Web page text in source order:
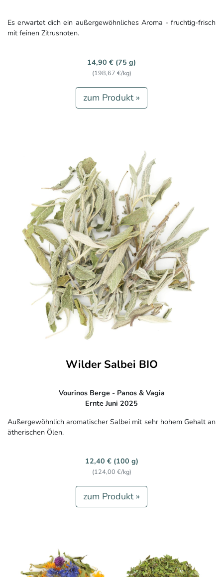
Es erwartet dich ein außergewöhnliches Aroma - fruchtig-frisch
mit feinen Zitrusnoten.
14,90 € (75 g)
(198,67 €/kg)
zum Produkt »
Wilder Salbei BIO
Vourinos Berge - Panos & Vagia
Ernte Juni 2025
Außergewöhnlich aromatischer Salbei mit sehr hohem Gehalt an
ätherischen Ölen.
12,40 € (100 g)
(124,00 €/kg)
zum Produkt »